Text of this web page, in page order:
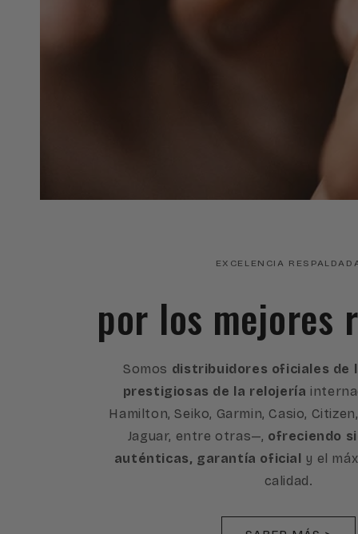
EXCELENCIA
por los mejores
Somos distribuidores oficiales de
prestigiosas de la relojería
Hamilton, Seiko, Garmin, Casio,
Jaguar, entre otras—, ofreciendo
auténticas, garantía oficial y el
calidad.